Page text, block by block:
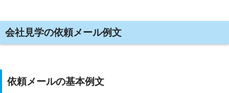
会社見学の依頼メール例文
依頼メールの基本例文